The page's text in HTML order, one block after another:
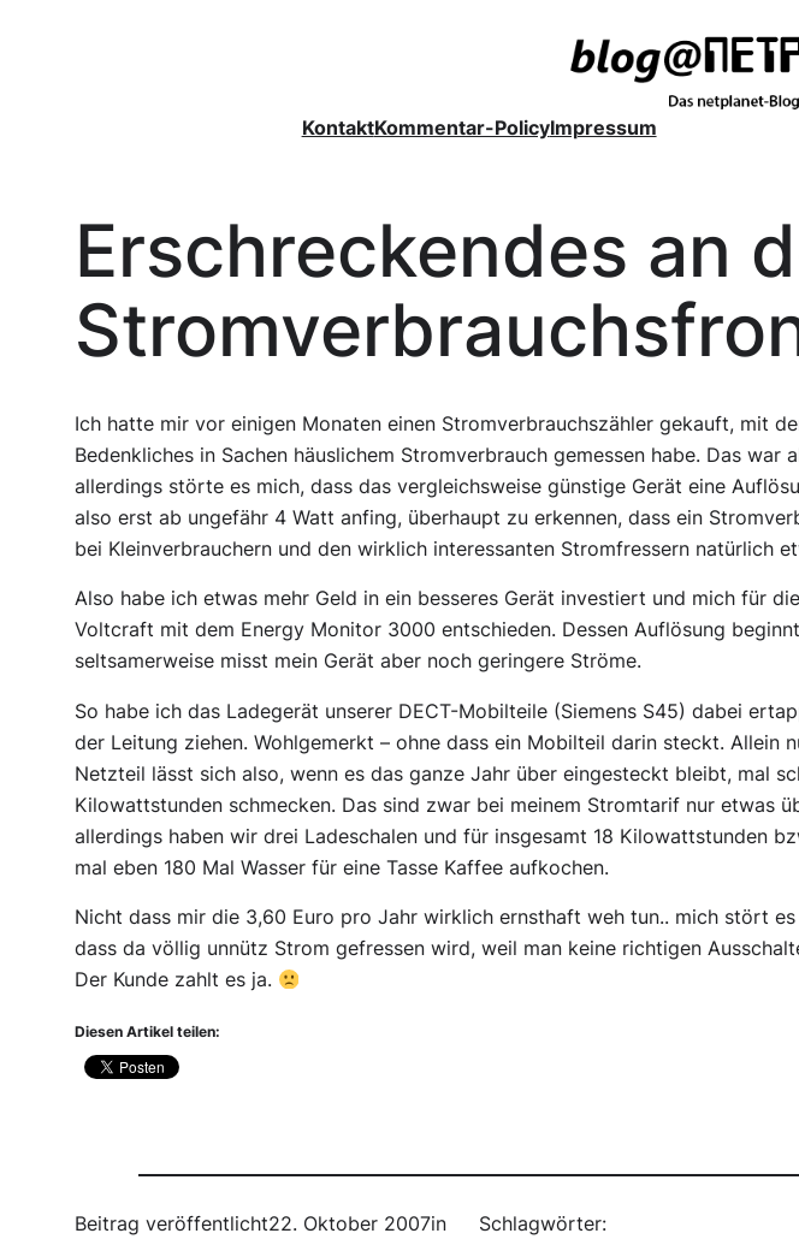
KontaktKommentar-PolicyImpressum
Erschreckendes an
Ich hatte mir vor einigen Monaten einen Stromverbrauchszähler gekauft, mit
Bedenkliches in Sachen häuslichem Stromverbrauch gemessen habe. Das war
allerdings störte es mich, dass das vergleichsweise günstige Gerät eine
also erst ab ungefähr 4 Watt anfing, überhaupt zu erkennen, dass ein
bei Kleinverbrauchern und den wirklich interessanten Stromfressern natürlich
Also habe ich etwas mehr Geld in ein besseres Gerät investiert und mich für
Voltcraft mit dem Energy Monitor 3000 entschieden. Dessen Auflösung
seltsamerweise misst mein Gerät aber noch geringere Ströme.
So habe ich das Ladegerät unserer DECT-Mobilteile (Siemens S45) dabei
der Leitung ziehen. Wohlgemerkt – ohne dass ein Mobilteil darin steckt. Allein
Netzteil lässt sich also, wenn es das ganze Jahr über eingesteckt bleibt, mal
Kilowattstunden schmecken. Das sind zwar bei meinem Stromtarif nur etwas
allerdings haben wir drei Ladeschalen und für insgesamt 18 Kilowattstunden
mal eben 180 Mal Wasser für eine Tasse Kaffee aufkochen.
Nicht dass mir die 3,60 Euro pro Jahr wirklich ernsthaft weh tun.. mich stört
dass da völlig unnütz Strom gefressen wird, weil man keine richtigen
Der Kunde zahlt es ja.
Diesen Artikel teilen:
Beitrag veröffentlicht22. Oktober 2007in Schlagwörter: